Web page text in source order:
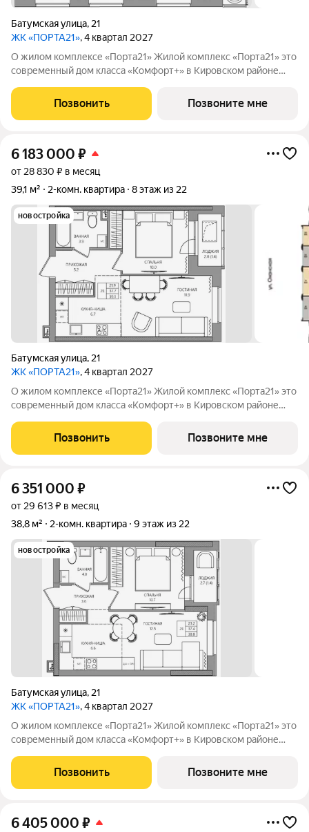
Батумская улица, 21
ЖК «ПОРТА21», 4 квартал 2027
О жилом комплексе «Порта21» Жилой комплекс «Порта21» это
современный дом класса «Комфорт+» в Кировском районе
баланс между городской жизнью и ощущением спокойствия.
Виды на Каму и близость
Позвонить Позвоните мне
6 183 000 ₽
от 28 830 ₽ в месяц
39,1 м²
2-комн. квартира 8 этаж из 22
новостройка
Батумская улица, 21
ЖК «ПОРТА21», 4 квартал 2027
О жилом комплексе «Порта21» Жилой комплекс «Порта21» это
современный дом класса «Комфорт+» в Кировском районе
баланс между городской жизнью и ощущением спокойствия.
Виды на Каму и близость
Позвонить Позвоните мне
6 351 000 ₽
от 29 613 ₽ в месяц
38,8 м²
2-комн. квартира 9 этаж из 22
новостройка
Батумская улица, 21
ЖК «ПОРТА21», 4 квартал 2027
О жилом комплексе «Порта21» Жилой комплекс «Порта21» это
современный дом класса «Комфорт+» в Кировском районе
баланс между городской жизнью и ощущением спокойствия.
Виды на Каму и близость
Позвонить Позвоните мне
6 405 000 ₽